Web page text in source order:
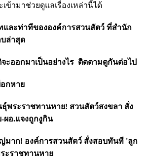
ข้ามาช่วยดูแลเรื่องเหล่านี้ได้
และท่าทีขององค์การสวนสัตว์ ที่สำนัก
ล่าสุด
ะออกมาเป็นอย่างไร ติดตามดูกันต่อไป
อกหาย
พระราชทานหาย! สวนสัตว์สงขลา สั่ง
ผอ.แจงถูกงูกิน
มาก! องค์การสวนสัตว์ สั่งสอบทันที 'ลูก
ะราชทานหาย